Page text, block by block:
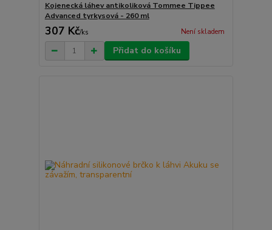
Kojenecká láhev antikoliková Tommee Tippee
Advanced tyrkysová - 260 ml
307 Kč/ks Není skladem
Přidat do košíku